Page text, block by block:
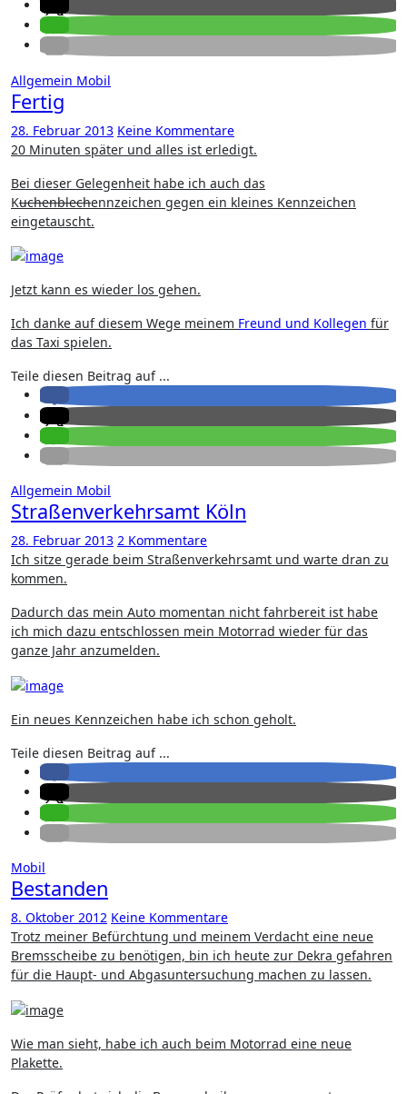
Allgemein Mobil
Fertig
28. Februar 2013 Keine Kommentare
20 Minuten später und alles ist erledigt.
Bei dieser Gelegenheit habe ich auch das
Kuchenblechennzeichen gegen ein kleines Kennzeichen
eingetauscht.
Jetzt kann es wieder los gehen.
Ich danke auf diesem Wege meinem Freund und Kollegen für
das Taxi spielen.
Teile diesen Beitrag auf ...
Allgemein Mobil
Straßenverkehrsamt Köln
28. Februar 2013 2 Kommentare
Ich sitze gerade beim Straßenverkehrsamt und warte dran zu
kommen.
Dadurch das mein Auto momentan nicht fahrbereit ist habe
ich mich dazu entschlossen mein Motorrad wieder für das
ganze Jahr anzumelden.
Ein neues Kennzeichen habe ich schon geholt.
Teile diesen Beitrag auf ...
Mobil
Bestanden
8. Oktober 2012 Keine Kommentare
Trotz meiner Befürchtung und meinem Verdacht eine neue
Bremsscheibe zu benötigen, bin ich heute zur Dekra gefahren
für die Haupt- und Abgasuntersuchung machen zu lassen.
Wie man sieht, habe ich auch beim Motorrad eine neue
Plakette.